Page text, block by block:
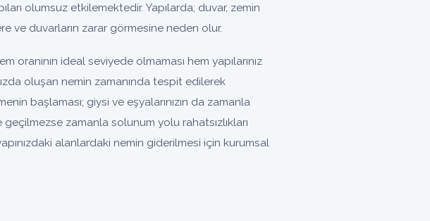
olumsuz etkilemektedir. Yapılarda; duvar, zemin
ve duvarların zarar görmesine neden olur.
ideal seviyede olmaması hem yapılarınız
oluşan nemin zamanında tespit edilerek
başlaması; giysi ve eşyalarınızın da zamanla
zamanla solunum yolu rahatsızlıkları
alanlardaki nemin giderilmesi için kurumsal